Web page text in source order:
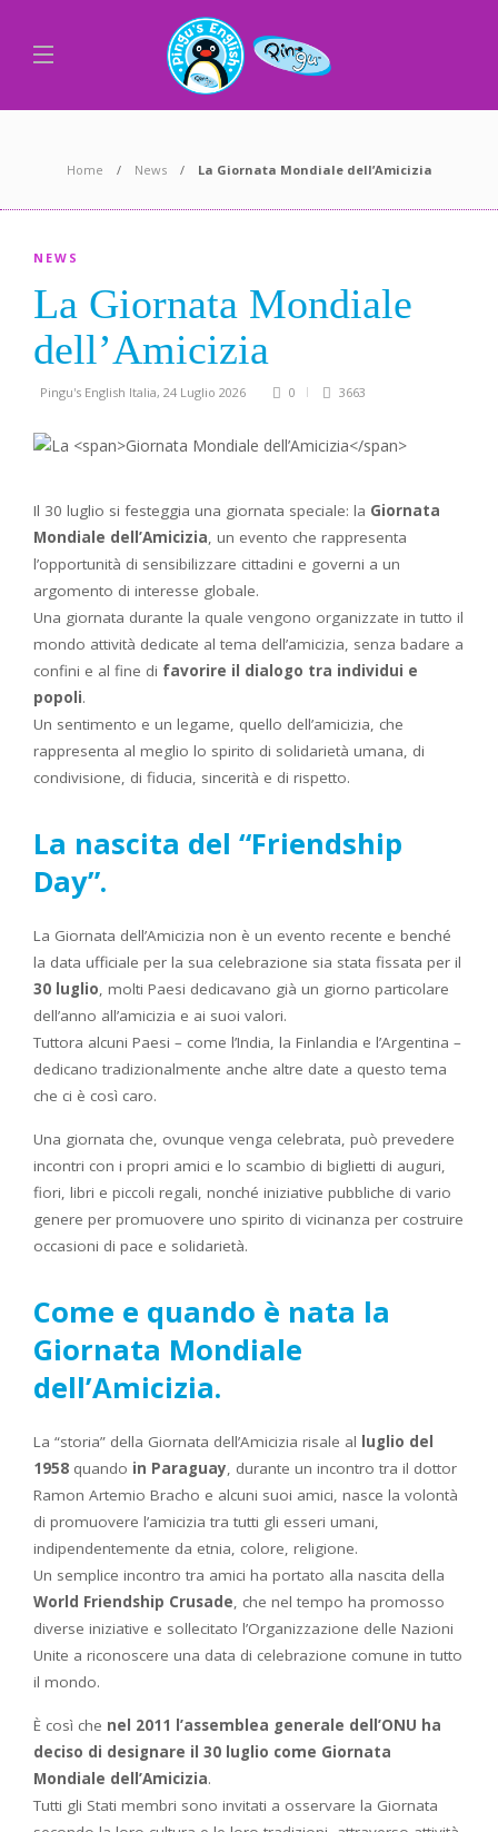
Home News La Giornata Mondiale dell’Amicizia
NEWS
La Giornata Mondiale
dell’Amicizia
Pingu's English Italia, 24 Luglio 2026 0 3663
Il 30 luglio si festeggia una giornata speciale: la Giornata
Mondiale dell’Amicizia, un evento che rappresenta
l’opportunità di sensibilizzare cittadini e governi a un
argomento di interesse globale.
Una giornata durante la quale vengono organizzate in tutto il
mondo attività dedicate al tema dell’amicizia, senza badare a
confini e al fine di favorire il dialogo tra individui e
popoli.
Un sentimento e un legame, quello dell’amicizia, che
rappresenta al meglio lo spirito di solidarietà umana, di
condivisione, di fiducia, sincerità e di rispetto.
La nascita del “Friendship
Day”.
La Giornata dell’Amicizia non è un evento recente e benché
la data ufficiale per la sua celebrazione sia stata fissata per il
30 luglio, molti Paesi dedicavano già un giorno particolare
dell’anno all’amicizia e ai suoi valori.
Tuttora alcuni Paesi – come l’India, la Finlandia e l’Argentina –
dedicano tradizionalmente anche altre date a questo tema
che ci è così caro.
Una giornata che, ovunque venga celebrata, può prevedere
incontri con i propri amici e lo scambio di biglietti di auguri,
fiori, libri e piccoli regali, nonché iniziative pubbliche di vario
genere per promuovere uno spirito di vicinanza per costruire
occasioni di pace e solidarietà.
Come e quando è nata la
Giornata Mondiale
dell’Amicizia.
La “storia” della Giornata dell’Amicizia risale al luglio del
1958 quando in Paraguay, durante un incontro tra il dottor
Ramon Artemio Bracho e alcuni suoi amici, nasce la volontà
di promuovere l’amicizia tra tutti gli esseri umani,
indipendentemente da etnia, colore, religione.
Un semplice incontro tra amici ha portato alla nascita della
World Friendship Crusade, che nel tempo ha promosso
diverse iniziative e sollecitato l’Organizzazione delle Nazioni
Unite a riconoscere una data di celebrazione comune in tutto
il mondo.
È così che nel 2011 l’assemblea generale dell’ONU ha
deciso di designare il 30 luglio come Giornata
Mondiale dell’Amicizia.
Tutti gli Stati membri sono invitati a osservare la Giornata